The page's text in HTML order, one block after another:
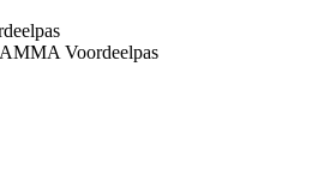
Voordeelpas